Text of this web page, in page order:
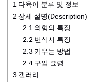
1 다육이 분류 및 정보
2 상세 설명(Description)
2.1 외형의 특징
2.2 번식시 특징
2.3 키우는 방법
2.4 구입 요령
3 갤러리